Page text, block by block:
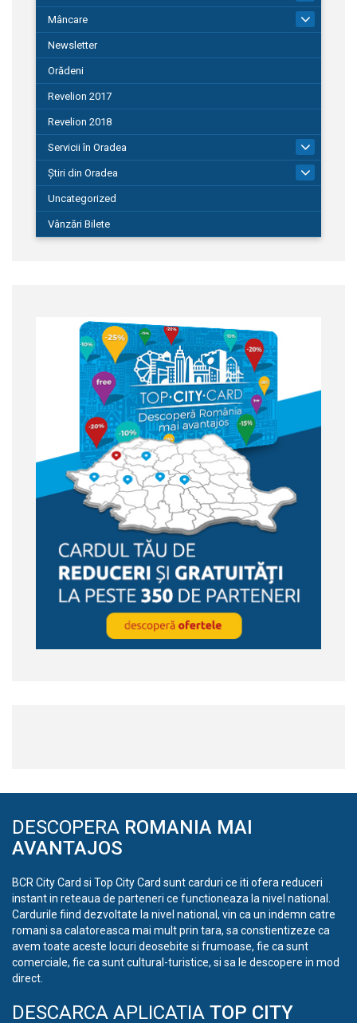
Mâncare
Newsletter
Orădeni
Revelion 2017
Revelion 2018
Servicii în Oradea
Știri din Oradea
Uncategorized
Vânzări Bilete
DESCOPERA ROMANIA MAI
AVANTAJOS
BCR City Card si Top City Card sunt carduri ce iti ofera reduceri
instant in reteaua de parteneri ce functioneaza la nivel national.
Cardurile fiind dezvoltate la nivel national, vin ca un indemn catre
romani sa calatoreasca mai mult prin tara, sa constientizeze ca
avem toate aceste locuri deosebite si frumoase, fie ca sunt
comerciale, fie ca sunt cultural-turistice, si sa le descopere in mod
direct.
DESCARCA APLICATIA TOP CITY